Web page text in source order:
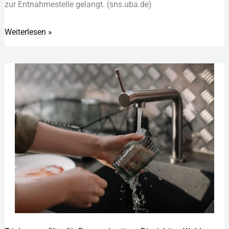
zur︇ Ent︇nahmestelle gel︇angt. (‬sns︇.‬uba︇.‬de)‬
Weiterlesen »